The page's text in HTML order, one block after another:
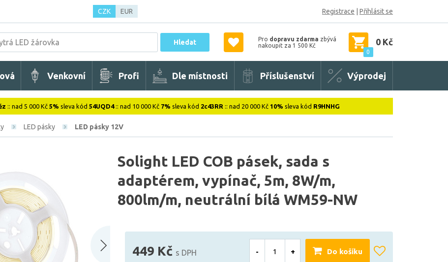
CZK EUR Registrace Přihlásit se
Hledat Pro dopravu zdarma zbývá
nakoupit za 1 500 Kč
0
0 Kč
Venkovní Profi Dle místnosti Příslušenství Výprodej
:: nad 5 000 Kč 5% sleva kód 54UQD4:: nad 10 000 Kč 7% sleva kód 2c43RR :: nad 20 000 Kč 10% sleva kód R9HNHG
LED pásky LED pásky 12V
Solight LED COB pásek, sada s
adaptérem, vypínač, 5m, 8W/m,
800lm/m, neutrální bílá WM59-NW
449 Kč s DPH - + Do košíku